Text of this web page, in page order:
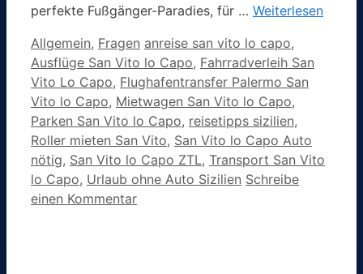
perfekte Fußgänger-Paradies, für … Weiterlesen
Kategorien
Allgemein, Fragen Schlagwörter
anreise san vito lo capo,
Ausflüge San Vito lo Capo, Fahrradverleih San
Vito Lo Capo, Flughafentransfer Palermo San
Vito lo Capo, Mietwagen San Vito lo Capo,
Parken San Vito lo Capo, reisetipps sizilien,
Roller mieten San Vito, San Vito lo Capo Auto
nötig, San Vito lo Capo ZTL, Transport San Vito
lo Capo, Urlaub ohne Auto Sizilien Schreibe
einen Kommentar